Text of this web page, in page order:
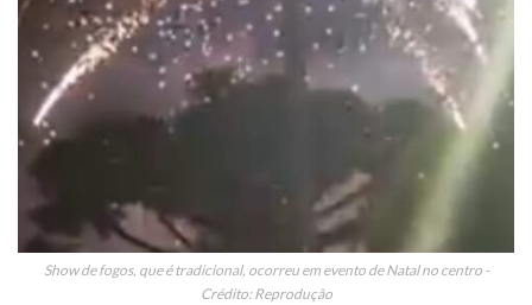
Show de fogos, que é tradicional, ocorreu em evento de Natal no centro -
Crédito: Reprodução